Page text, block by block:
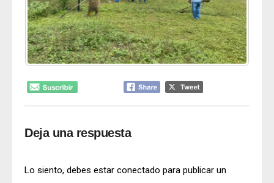
Deja una respuesta
Lo siento, debes estar conectado para publicar un